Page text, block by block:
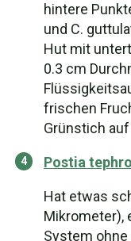
hintere
und C.
Hut mit
0.3 cm
frischen
Grünstich
Postia
Hat etwas
Mikrometer),
System